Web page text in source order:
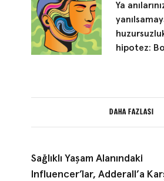
Ya
hipotez:
DAHA FAZLASI
Sağlıklı Yaşam Alanındaki
Influencer’lar, Adderall’a